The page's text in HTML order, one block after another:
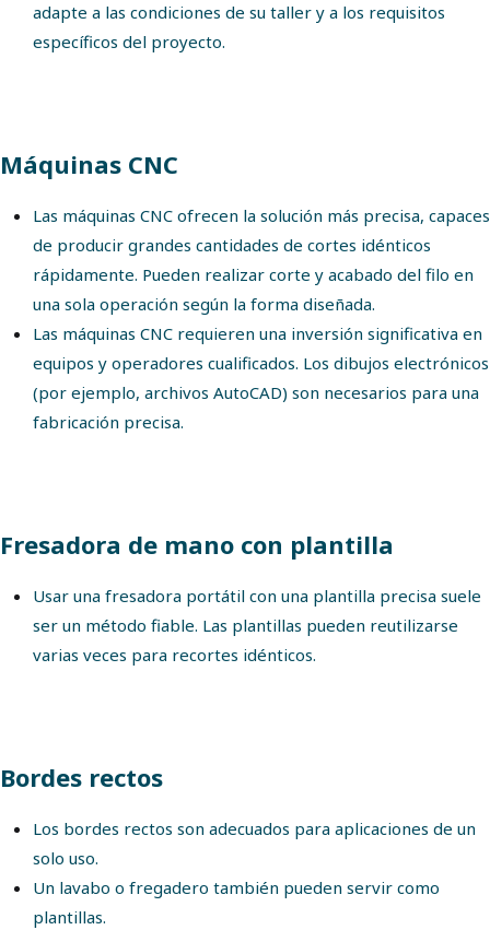
adapte a las condiciones de su taller y a los requisitos
específicos del proyecto.
Máquinas CNC
Las máquinas CNC ofrecen la solución más precisa, capaces
de producir grandes cantidades de cortes idénticos
rápidamente. Pueden realizar corte y acabado del filo en
una sola operación según la forma diseñada.
Las máquinas CNC requieren una inversión significativa en
equipos y operadores cualificados. Los dibujos electrónicos
(por ejemplo, archivos AutoCAD) son necesarios para una
fabricación precisa.
Fresadora de mano con plantilla
Usar una fresadora portátil con una plantilla precisa suele
ser un método fiable. Las plantillas pueden reutilizarse
varias veces para recortes idénticos.
Bordes rectos
Los bordes rectos son adecuados para aplicaciones de un
solo uso.
Un lavabo o fregadero también pueden servir como
plantillas.